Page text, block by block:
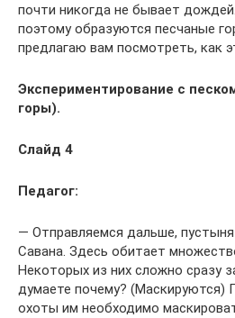
почти никогда не бывает
поэтому образуются песчаные
предлагаю вам посмотреть, как
Экспериментирование с
горы).
Слайд 4
Педагог:
— Отправляемся дальше,
Савана. Здесь обитает
Некоторых из них сложно сразу
думаете почему? (Маскируются)
охоты им необходимо